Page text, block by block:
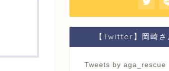
【Twitter】岡崎さ
Tweets by aga_rescue